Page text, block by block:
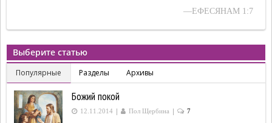
—ЕФЕСЯНАМ 1:7
Выберите статью
Популярные Разделы Архивы
Божий покой
12.11.2014 | Пол Щербина | 7